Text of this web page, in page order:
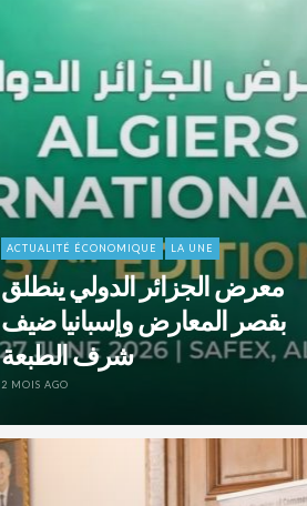
ACTUALITÉ ÉCONOMIQUE LA UNE
معرض الجزائر الدولي ينطلق
بقصر المعارض وإسبانيا ضيف
شرف الطبعة
2 MOIS AGO